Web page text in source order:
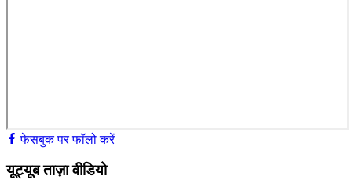
फेसबुक पर फॉलो करें
यूट्यूब ताज़ा वीडियो